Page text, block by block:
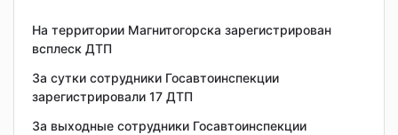
На территории Магнитогорска зарегистрирован
всплеск ДТП
За сутки сотрудники Госавтоинспекции
зарегистрировали 17 ДТП
За выходные сотрудники Госавтоинспекции